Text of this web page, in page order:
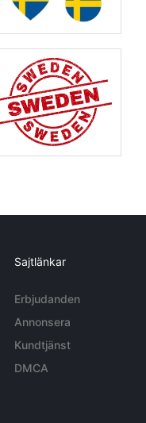
Sajtlänkar
Erbjudanden
Annonsera
Kundtjänst
DMCA